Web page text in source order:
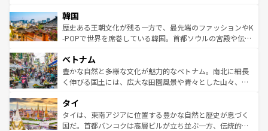
ワイを、存分に味わってほしい。 なお、新着のハワイ情報
はコンテンツ一覧を参照してほしい。
いる。アクティビティも充実しており、サーフィンやダイ
ビング、ハイキングなど、アウトドア好きにはたまらな
い。オーストラリアの多彩な魅力を存分に味わいつくそ
参照してほしい。
ン）、静ひつな山岳地帯である台湾東部など、都市の喧騒
と山間の静けさが共存しており、訪れる人に新しい発見と
驚きをもたらしてくれる。また、奥深い台湾の食文化も魅
容にもいいと評判のスイーツなど、バラエティ豊かな料理
が味わえる。 なお、新着の台湾情報は コンテンツ一覧を参
照してほしい。
韓国
歴史ある王朝文化が残る一方で、最先端のファッションやK
-POPで世界を席巻している韓国。首都ソウルの宮殿や伝統
き、地方に足を延ばせば四季折々の自然美を楽しむことが
できる。そして、キムチや焼肉、絶品のストリートフード
まで、さまざまな韓国料理が待っている。夜には、韓国な
リティに包まれながら、韓国の多彩な魅力を心ゆくまで味
わってみてほしい。 なお、新着の韓国情報はコンテンツ一
覧を参照してほしい。
ベトナム
豊かな自然と多様な文化が魅力的なベトナム。南北に細長
く伸びる国土には、広大な田園風景や青々とした山々、世
急速な発展と共に伝統が息づく。ハノイの古い町並みやホ
ーチミン市のフランス統治時代の建物も、独特の雰囲気を
醸し出している。また、バラエティの豊かさとおいしさで
タイ
タイは、東南アジアに位置する豊かな自然と歴史が息づく
国だ。首都バンコクは高層ビルが立ち並ぶ一方、伝統的な